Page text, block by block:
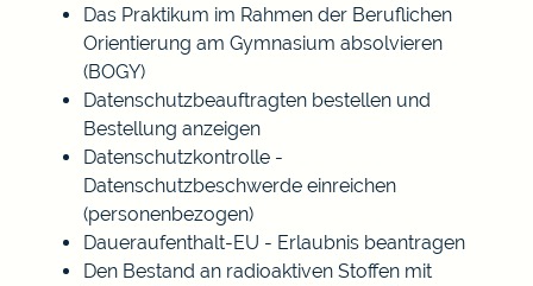
Das Praktikum im Rahmen der Beruflichen
Orientierung am Gymnasium absolvieren
(BOGY)
Datenschutzbeauftragten bestellen und
Bestellung anzeigen
Datenschutzkontrolle -
Datenschutzbeschwerde einreichen
(personenbezogen)
Daueraufenthalt-EU - Erlaubnis beantragen
Den Bestand an radioaktiven Stoffen mit